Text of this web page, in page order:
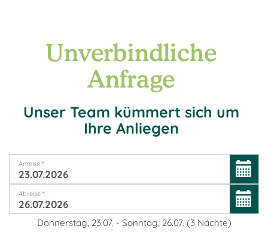
Unverbindliche
Anfrage
Unser Team kümmert sich um
Ihre Anliegen
Anreise *
Abreise *
Donnerstag, 23.07. - Sonntag, 26.07. (3 Nächte)